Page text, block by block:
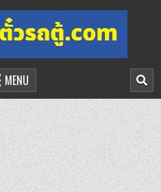
MENU